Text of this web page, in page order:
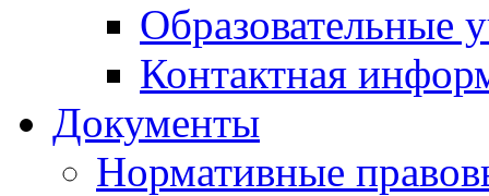
Образовательные
Контактная
Документы
Нормативные